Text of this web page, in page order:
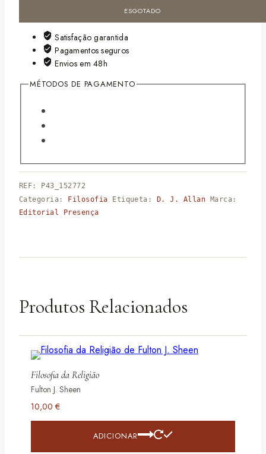
ESGOTADO
Satisfação garantida
Pagamentos seguros
Envios em 48h
MÉTODOS DE PAGAMENTO
REF: P43_152772
Categoria:
Filosofia Etiqueta: D. J. Allan
Marca:
Editorial Presença
Produtos Relacionados
Filosofia da Religião
Fulton J. Sheen
10,00 €
ADICIONAR